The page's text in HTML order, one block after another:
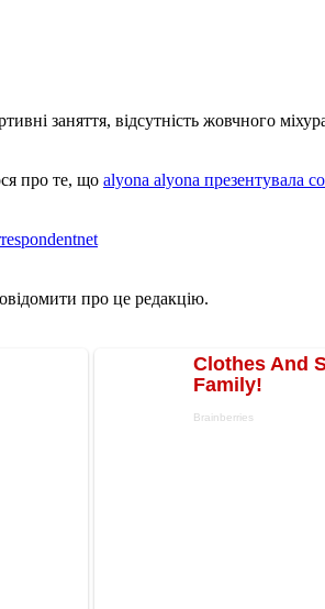
заняття, відсутність жовчного
про те, що alyona alyona презентувала
про це редакцію.